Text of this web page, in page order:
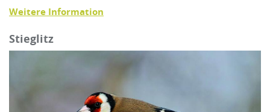
Weitere Information
Stieglitz